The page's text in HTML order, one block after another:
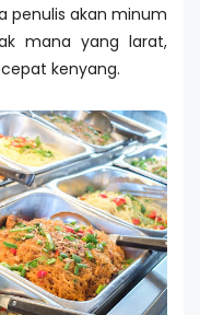
penulis akan minum
mana yang larat,
kenyang.